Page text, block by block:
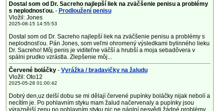
Dostal som od Dr. Sacreho najlepší liek na zväčšenie penisu a problémy
s neplodnosťou.- Prodloužení penisu
Vložil: Jones
2025-08-15 14:55:53
Dostal som od Dr. Sacreho najlepší liek na zväčšenie penisu a problémy s
neplodnosťou. Pán Jones, som veľmi ohromený výsledkami bylinného lieku
Dr. Sacreho! Môj penis je viditeľne väčší a hrubší a moja sebadôvera v
spálni prudko vzrástla. Zlepšenie môj...
Červené boláčky - Vyrážka / bradavičky na žaludu
Vložil: Oto12
2025-05-28 01:00:42
Dobrý den,uz delší dobu se mi dělají červené pupínky boláčky nijak nebolí a
necítím je. Po pohlavním styku mam žalud načervenaly a pupínky jsou
výraznější zenu po pohlavním styku nic ne náplní nesvědi žádné problémy